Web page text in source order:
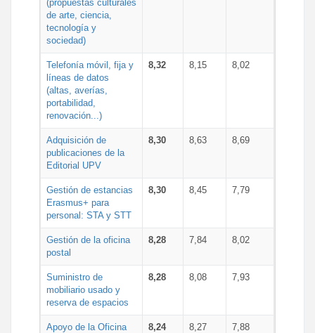
(propuestas culturales
de arte, ciencia,
tecnología y
sociedad)
Telefonía móvil, fija y
líneas de datos
(altas, averías,
portabilidad,
renovación...)
8,32 8,15 8,02
Adquisición de
publicaciones de la
Editorial UPV
8,30 8,63 8,69
Gestión de estancias
Erasmus+ para
personal: STA y STT
8,30 8,45 7,79
Gestión de la oficina
postal
8,28 7,84 8,02
Suministro de
mobiliario usado y
reserva de espacios
8,28 8,08 7,93
Apoyo de la Oficina
8,24 8,27 7,88